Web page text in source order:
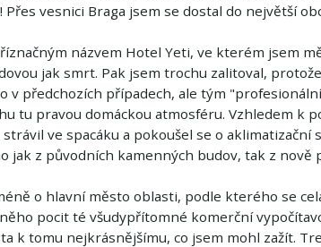
vesnici Braga jsem se dostal do největší
názvem Hotel Yeti, ve kterém jsem
jak smrt. Pak jsem trochu zalitoval,
v předchozích případech, ale tým
tu pravou domáckou atmosféru. Vzhledem k
ve spacáku a pokoušel se o aklimatizační
jak z původních kamenných budov, tak z nově
o hlavní město oblasti, podle kterého se
pocit té všudypřítomné komerční
k tomu nejkrásnějšímu, co jsem mohl zažít.